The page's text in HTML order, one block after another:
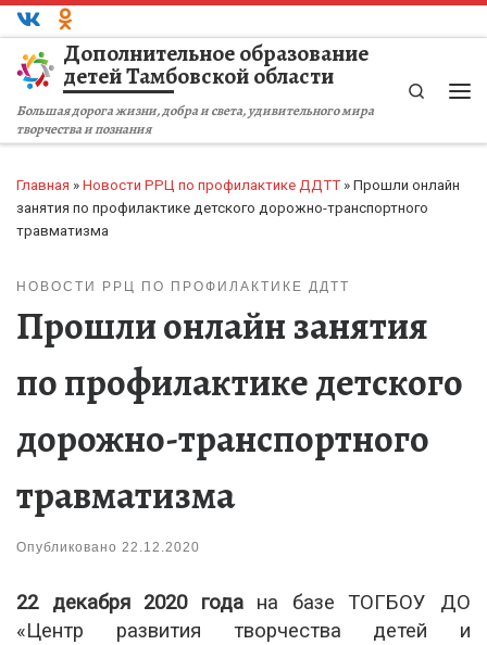
Перейти к содержимому
Дополнительное образование
детей Тамбовской области
Большая дорога жизни, добра и света, удивительного мира
творчества и познания
Search
Главная » Новости РРЦ по профилактике ДДТТ » Прошли онлайн
занятия по профилактике детского дорожно-транспортного
травматизма
НОВОСТИ РРЦ ПО ПРОФИЛАКТИКЕ ДДТТ
Прошли онлайн занятия
по профилактике детского
дорожно-транспортного
травматизма
Опубликовано 22.12.2020
22 декабря 2020 годана базе ТОГБОУ ДО
«Центр развития творчества детей и